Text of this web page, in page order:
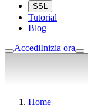
SSL
Tutorial
Blog
AccediInizia ora
Home